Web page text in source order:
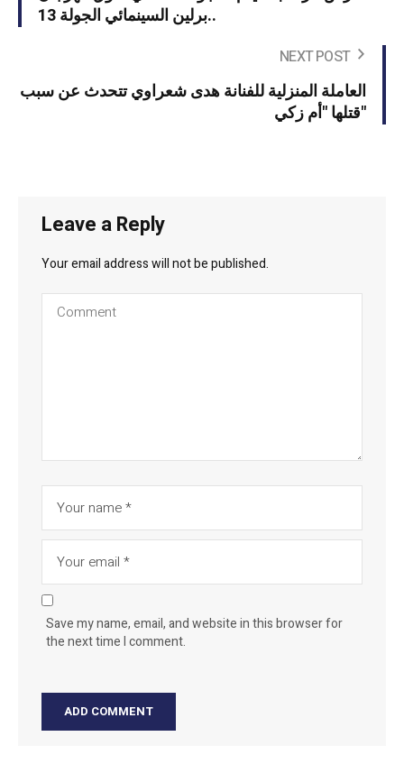
برلين السينمائي الجولة 13..
NEXT POST
العاملة المنزلية للفنانة هدى شعراوي تتحدث عن سبب
قتلها "أم زكي"
Leave a Reply
Your email address will not be published.
Save my name, email, and website in this browser for
the next time I comment.